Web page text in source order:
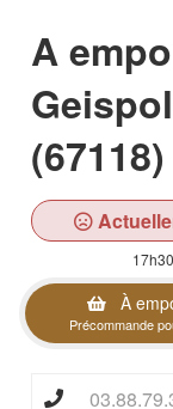
A
(67118)
À
Précommande